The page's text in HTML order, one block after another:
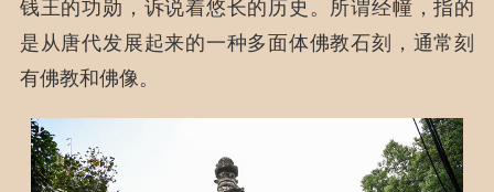
钱王的功勋，诉说着悠长的历史。所谓经幢，指的
是从唐代发展起来的一种多面体佛教石刻，通常刻
有佛教和佛像。